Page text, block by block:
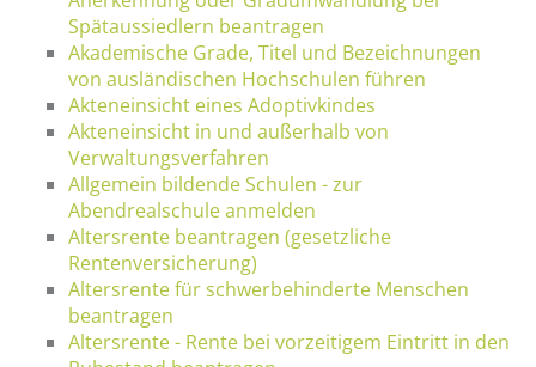
Spätaussiedlern beantragen
Akademische Grade, Titel und Bezeichnungen
von ausländischen Hochschulen führen
Akteneinsicht eines Adoptivkindes
Akteneinsicht in und außerhalb von
Verwaltungsverfahren
Allgemein bildende Schulen - zur
Abendrealschule anmelden
Altersrente beantragen (gesetzliche
Rentenversicherung)
Altersrente für schwerbehinderte Menschen
beantragen
Altersrente - Rente bei vorzeitigem Eintritt in den